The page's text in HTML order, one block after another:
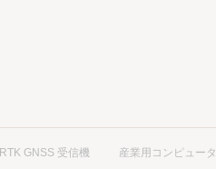
RTK GNSS 受信機 産業用コンピュータ